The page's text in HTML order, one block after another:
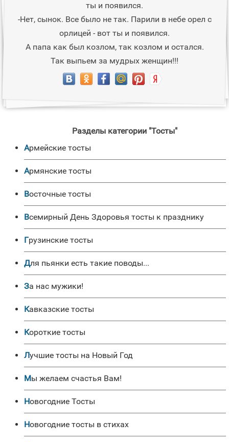
ты и появился.
-Нет, сынок. Все было не так. Парили в небе орел с
орлицей - вот ты и появился.
А папа как был козлом, так козлом и остался.
Так выпьем за мудрых женщин!!!
Разделы категории "Тосты"
Армейские тосты
Армянские тосты
Восточные тосты
Всемирный День Здоровья тосты к празднику
Грузинские тосты
Для пьянки есть такие поводы...
За нас мужики!
Кавказские тосты
Короткие тосты
Лучшие тосты на Новый Год
Мы желаем счастья Вам!
Новогодние Тосты
Новогодние тосты в стихах